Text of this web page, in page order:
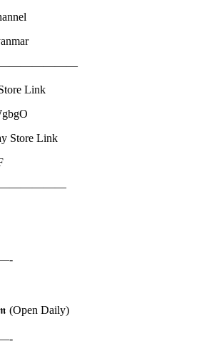
Link
Store Link
(Open Daily)